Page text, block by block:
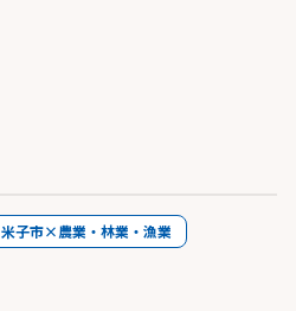
米子市×農業・林業・漁業